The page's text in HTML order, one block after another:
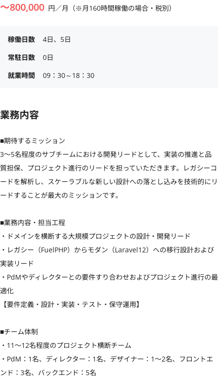
〜800,000 円／月（※月160時間稼働の場合・税別）
稼働日数
4日、5日
常駐日数
0日
就業時間
09：30～18：30
業務内容
■期待するミッション
3〜5名程度のサブチームにおける開発リードとして、実装の推進と品
質担保、プロジェクト進行のリードを担っていただきます。レガシーコ
ードを解析し、スケーラブルな新しい設計への落とし込みを技術的にリ
ードすることが最大のミッションです。
■業務内容・担当工程
・ドメインを横断する大規模プロジェクトの設計・開発リード
・レガシー（FuelPHP）からモダン（Laravel12）への移行設計および
実装リード
・PdMやディレクターとの要件すり合わせおよびプロジェクト進行の最
適化
【要件定義・設計・実装・テスト・保守運用】
■チーム体制
・11〜12名程度のプロジェクト横断チーム
・PdM：1名、ディレクター：1名、デザイナー：1〜2名、フロントエ
ンド：3名、バックエンド：5名